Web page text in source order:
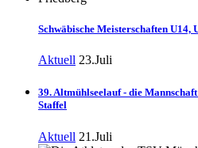
Schwäbische Meisterschaften
Aktuell 23.Juli
39. Altmühlseelauf - die
Staffel
Aktuell 21.Juli